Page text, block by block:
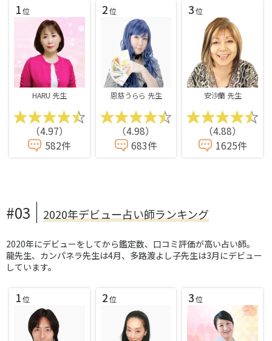
1位
HARU 先生
（4.97）
582件
2位
恩慈うらら 先生
（4.98）
683件
3位
安沙蘭 先生
（4.88）
1625件
#03 2020年デビュー占い師ランキング
2020年にデビューをしてから鑑定数、口コミ評価が高い占い師。
龍先生、カンパネラ先生は4月、多路渡よし子先生は3月にデビュー
しています。
1位 2位 3位